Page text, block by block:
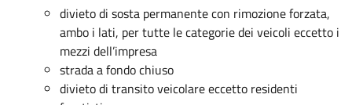
divieto di sosta permanente con rimozione forzata,
ambo i lati, per tutte le categorie dei veicoli eccetto i
mezzi dell’impresa
strada a fondo chiuso
divieto di transito veicolare eccetto residenti